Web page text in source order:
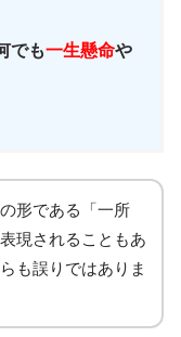
でも一生懸命や
形である「一所
現されることもあ
も誤りではありま